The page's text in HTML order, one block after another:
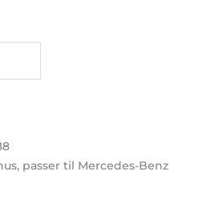
passer til Mercedes-Benz